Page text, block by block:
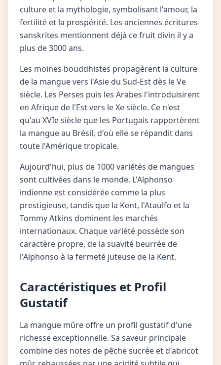
culture et la mythologie, symbolisant l'amour, la
fertilité et la prospérité. Les anciennes écritures
sanskrites mentionnent déjà ce fruit divin il y a
plus de 3000 ans.
Les moines bouddhistes propagèrent la culture
de la mangue vers l'Asie du Sud-Est dès le Ve
siècle. Les Perses puis les Arabes l'introduisirent
en Afrique de l'Est vers le Xe siècle. Ce n'est
qu'au XVIe siècle que les Portugais rapportèrent
la mangue au Brésil, d'où elle se répandit dans
toute l'Amérique tropicale.
Aujourd'hui, plus de 1000 variétés de mangues
sont cultivées dans le monde. L'Alphonso
indienne est considérée comme la plus
prestigieuse, tandis que la Kent, l'Ataulfo et la
Tommy Atkins dominent les marchés
internationaux. Chaque variété possède son
caractère propre, de la suavité beurrée de
l'Alphonso à la fermeté juteuse de la Kent.
Caractéristiques et Profil
Gustatif
La mangue mûre offre un profil gustatif d'une
richesse exceptionnelle. Sa saveur principale
combine des notes de pêche sucrée et d'abricot